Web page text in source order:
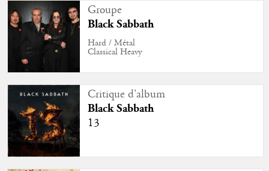
Groupe
Black Sabbath
Hard / Métal
Classical Heavy
Critique d'album
Black Sabbath
13